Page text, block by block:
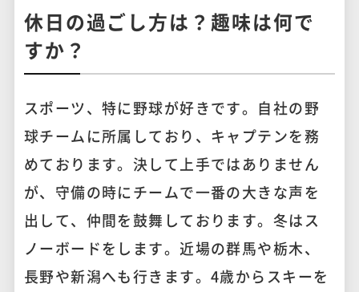
休日の過ごし方は？趣味は何で
すか？
スポーツ、特に野球が好きです。自社の野
球チームに所属しており、キャプテンを務
めております。決して上手ではありません
が、守備の時にチームで一番の大きな声を
出して、仲間を鼓舞しております。冬はス
ノーボードをします。近場の群馬や栃木、
長野や新潟へも行きます。4歳からスキーを